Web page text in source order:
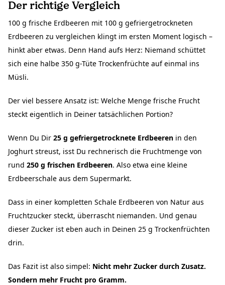
Der richtige Vergleich
100 g frische Erdbeeren mit 100 g gefriergetrockneten
Erdbeeren zu vergleichen klingt im ersten Moment logisch –
hinkt aber etwas. Denn Hand aufs Herz: Niemand schüttet
sich eine halbe 350 g-Tüte Trockenfrüchte auf einmal ins
Müsli.
Der viel bessere Ansatz ist: Welche Menge frische Frucht
steckt eigentlich in Deiner tatsächlichen Portion?
Wenn Du Dir 25 g gefriergetrocknete Erdbeeren in den
Joghurt streust, isst Du rechnerisch die Fruchtmenge von
rund 250 g frischen Erdbeeren. Also etwa eine kleine
Erdbeerschale aus dem Supermarkt.
Dass in einer kompletten Schale Erdbeeren von Natur aus
Fruchtzucker steckt, überrascht niemanden. Und genau
dieser Zucker ist eben auch in Deinen 25 g Trockenfrüchten
drin.
Das Fazit ist also simpel: Nicht mehr Zucker durch Zusatz.
Sondern mehr Frucht pro Gramm.